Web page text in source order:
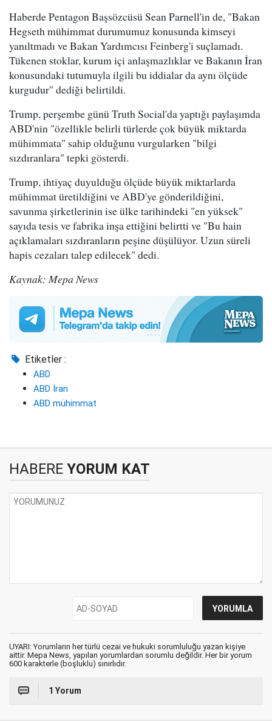
Haberde Pentagon Başsözcüsü Sean Parnell'in de, "Bakan
Hegseth mühimmat durumumuz konusunda kimseyi
yanıltmadı ve Bakan Yardımcısı Feinberg'i suçlamadı.
Tükenen stoklar, kurum içi anlaşmazlıklar ve Bakanın İran
konusundaki tutumuyla ilgili bu iddialar da aynı ölçüde
kurgudur" dediği belirtildi.
Trump, perşembe günü Truth Social'da yaptığı paylaşımda
ABD'nin "özellikle belirli türlerde çok büyük miktarda
mühimmata" sahip olduğunu vurgularken "bilgi
sızdıranlara" tepki gösterdi.
Trump, ihtiyaç duyulduğu ölçüde büyük miktarlarda
mühimmat üretildiğini ve ABD'ye gönderildiğini,
savunma şirketlerinin ise ülke tarihindeki "en yüksek"
sayıda tesis ve fabrika inşa ettiğini belirtti ve "Bu hain
açıklamaları sızdıranların peşine düşülüyor. Uzun süreli
hapis cezaları talep edilecek" dedi.
Kaynak: Mepa News
Etiketler :
ABD
ABD İran
ABD mühimmat
HABERE YORUM KAT
UYARI: Yorumların her türlü cezai ve hukuki sorumluluğu yazan kişiye
aittir. Mepa News, yapılan yorumlardan sorumlu değildir. Her bir yorum
600 karakterle (boşluklu) sınırlıdır.
1 Yorum